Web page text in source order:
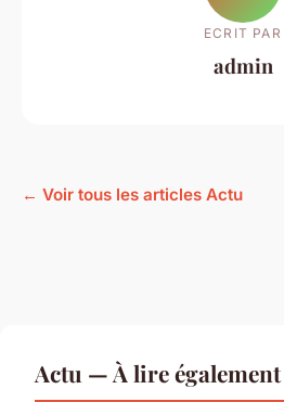
ECRIT PAR
admin
← Voir tous les articles Actu
Actu — À lire également